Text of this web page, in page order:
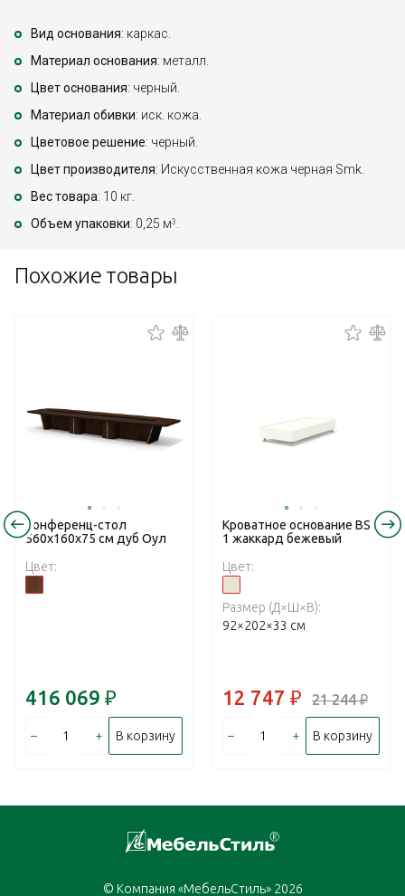
Вид основания: каркас.
Материал основания: металл.
Цвет основания: черный.
Материал обивки: иск. кожа.
Цветовое решение: черный.
Цвет производителя: Искусственная кожа черная Smk.
Вес товара: 10 кг.
Объем упаковки: 0,25 м3
Похожие товары
Конференц-стол
560x160x75 см дуб Оул
Цвет:
416 069 ₽
– + В корзину
Кроватное основание BS-
1 жаккард бежевый
Цвет:
Размер (Д×Ш×В):
92×202×33 см
12 747 ₽ 21 244₽
– + В корзину
© Компания «МебельСтиль» 2026